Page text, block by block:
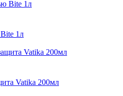
1л
Vatika 200мл